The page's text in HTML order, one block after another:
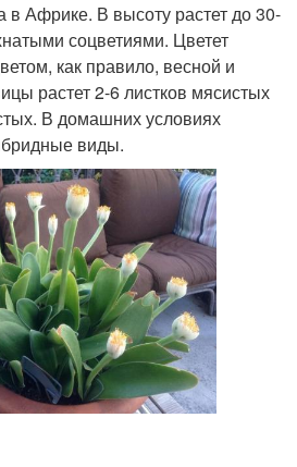
в Африке. В высоту растет до 30-
соцветиями. Цветет
как правило, весной и
растет 2-6 листков мясистых
В домашних условиях
виды.